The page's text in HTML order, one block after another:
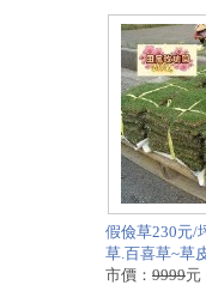
假儉草230元/
草.百喜草~草
市價： 9999元